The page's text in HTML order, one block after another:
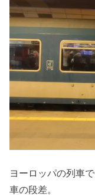
ヨーロッパの列車
車の段差。